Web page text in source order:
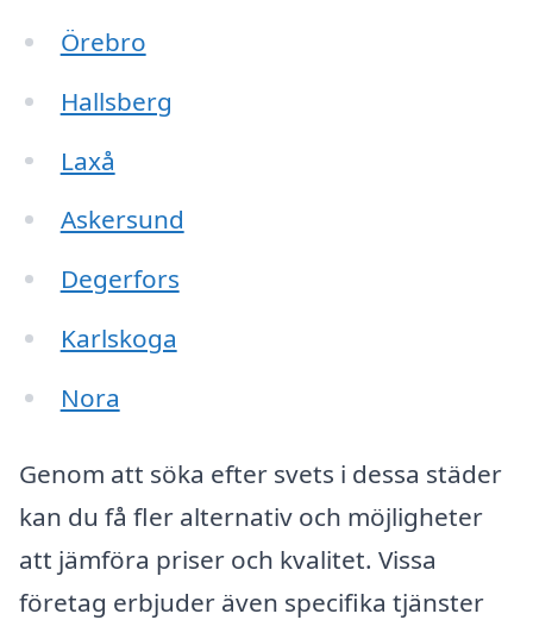
Örebro
Hallsberg
Laxå
Askersund
Degerfors
Karlskoga
Nora
Genom att söka efter svets i dessa städer
kan du få fler alternativ och möjligheter
att jämföra priser och kvalitet. Vissa
företag erbjuder även specifika tjänster